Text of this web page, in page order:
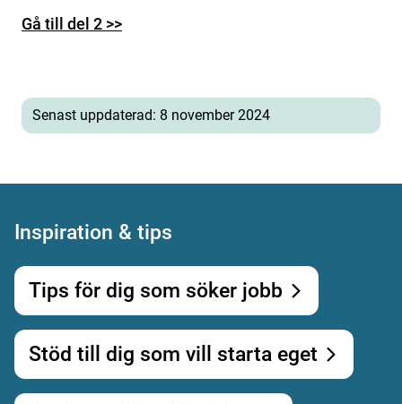
Gå till del 2 >>
Senast uppdaterad: 8 november 2024
Inspiration & tips
Tips för dig som söker jobb
Stöd till dig som vill starta eget